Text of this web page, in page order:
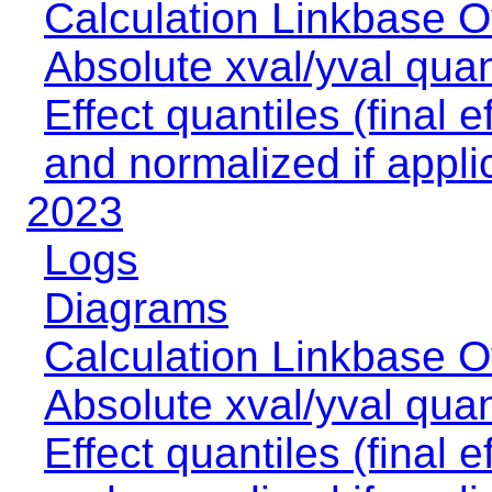
Calculation Linkbase
Absolute xval/yval
Effect quantiles (final
and normalized if
2023
Logs
Diagrams
Calculation Linkbase
Absolute xval/yval
Effect quantiles (final